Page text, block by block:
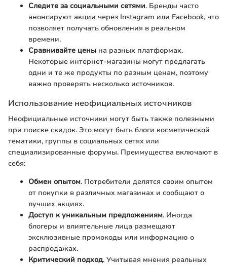
Следите за социальными сетями. Бренды часто
анонсируют акции через Instagram или Facebook, что
позволяет получать обновления в реальном
времени.
Сравнивайте цены на разных платформах.
Некоторые интернет-магазины могут предлагать
одни и те же продукты по разным ценам, поэтому
важно проверять несколько источников.
Использование неофициальных источников
Неофициальные источники могут быть также полезными
при поиске скидок. Это могут быть блоги косметической
тематики, группы в социальных сетях или
специализированные форумы. Преимущества включают в
себя:
Обмен опытом. Потребители делятся своим опытом
от покупки в различных магазинах и сообщают о
лучших акциях.
Доступ к уникальным предложениям. Иногда
блогеры и влиятельные лица размещают
эксклюзивные промокоды или информацию о
распродажах.
Критический подход. Учитывая мнения реальных